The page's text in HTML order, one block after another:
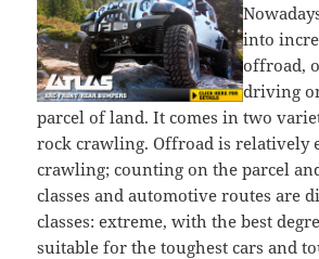
into
offroad,
driving
parcel of land. It comes in two
rock crawling. Offroad is relatively
crawling; counting on the parcel
classes and automotive routes are
classes: extreme, with the best
suitable for the toughest cars and